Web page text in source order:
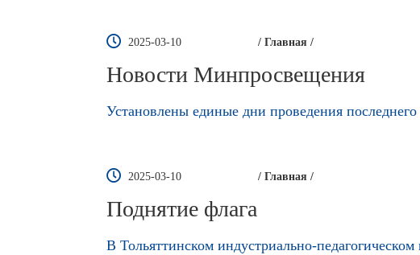
2025-03-10 / Главная /
Новости Минпросвещения
Установлены единые дни проведения
2025-03-10 / Главная /
Поднятие флага
В Тольяттинском индустриально-